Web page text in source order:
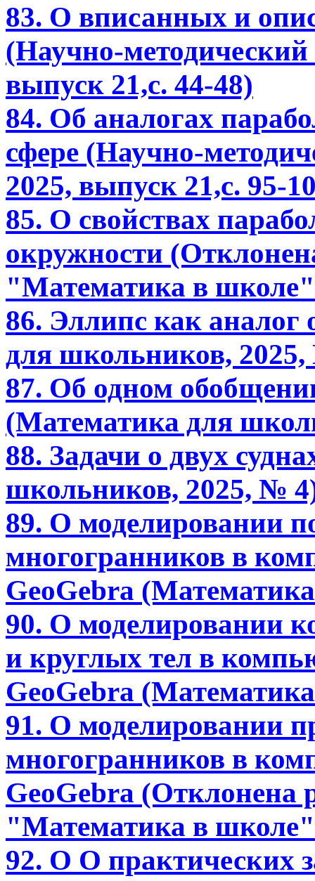
83. О вписанных и
(Научно-
выпуск 21,с. 44-48)
84. Об аналогах
сфере (Научно-
2025, выпуск 21,с. 95-
85. О свойствах
окружности
"Математика в школе"
86. Эллипс как
для школьников,
87. Об одном
(Математика для
88. Задачи о двух
школьников, 2025, №
89. О моделировании
многогранников в
GeoGebra
90. О моделировании
и круглых тел в
GeoGebra
91. О моделировании
многогранников в
GeoGebra (Отклонена
"Математика в школе"
92. О О практических